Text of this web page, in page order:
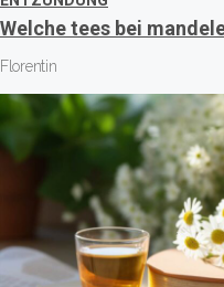
Welche tees bei
Florentin